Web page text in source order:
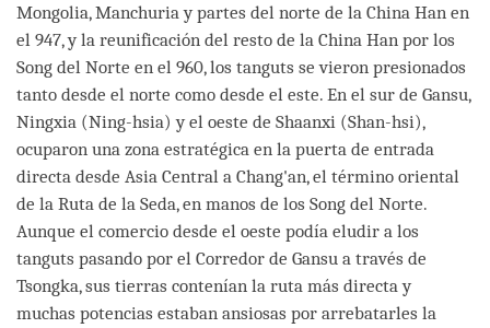
Mongolia, Manchuria y partes del norte de la China Han en
el 947, y la reunificación del resto de la China Han por los
Song del Norte en el 960, los tanguts se vieron presionados
tanto desde el norte como desde el este. En el sur de Gansu,
Ningxia (Ning-hsia) y el oeste de Shaanxi (Shan-hsi),
ocuparon una zona estratégica en la puerta de entrada
directa desde Asia Central a Chang'an, el término oriental
de la Ruta de la Seda, en manos de los Song del Norte.
Aunque el comercio desde el oeste podía eludir a los
tanguts pasando por el Corredor de Gansu a través de
Tsongka, sus tierras contenían la ruta más directa y
muchas potencias estaban ansiosas por arrebatarles la